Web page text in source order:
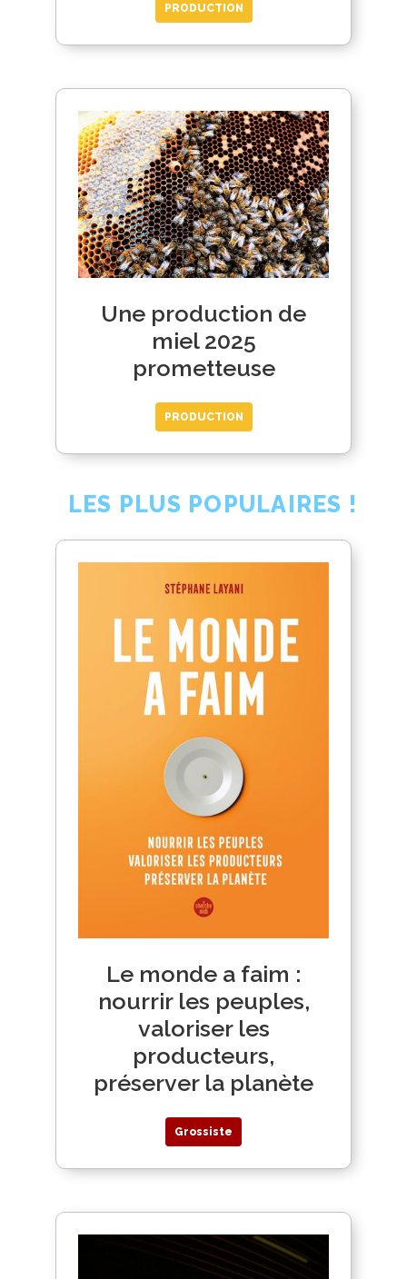
PRODUCTION
Une production de
miel 2025
prometteuse
PRODUCTION
LES PLUS POPULAIRES !
Le monde a faim :
nourrir les peuples,
valoriser les
producteurs,
préserver la planète
Grossiste